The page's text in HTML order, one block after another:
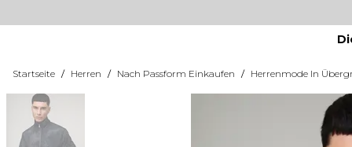
Startseite / Herren / Nach Passform Einkaufen / Herrenmode In